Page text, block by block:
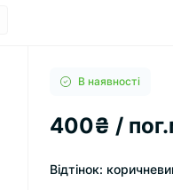
В наявності
400₴ /
Відтінок: